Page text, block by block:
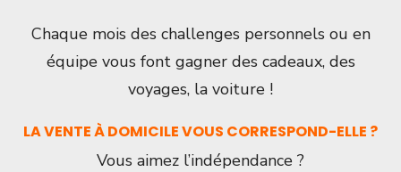
Chaque mois des challenges personnels ou en
équipe vous font gagner des cadeaux, des
voyages, la voiture !
LA VENTE À DOMICILE VOUS CORRESPOND-ELLE ?
Vous aimez l’indépendance ?